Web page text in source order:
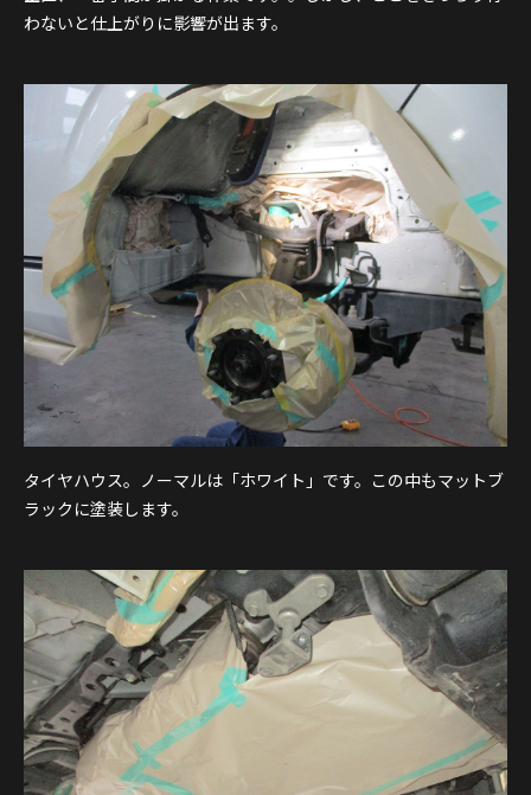
わないと仕上がりに影響が出ます。
タイヤハウス。ノーマルは「ホワイト」です。この中もマットブ
ラックに塗装します。